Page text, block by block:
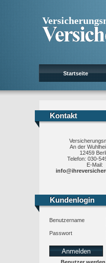
Startseite
Kontakt
Kontakt
An der
12459
Telefon: 030-
E-Mail:
Kundenlogin
Kundenlogin
Benutzername
Passwort